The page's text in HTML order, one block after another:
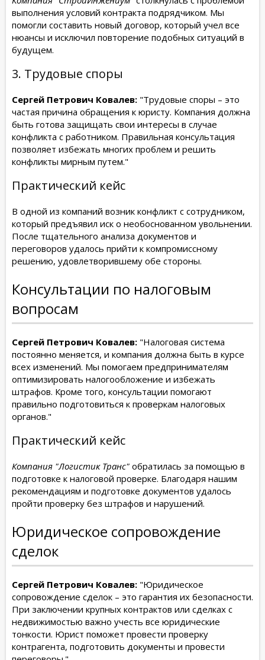
выполнения условий контракта подрядчиком. Мы
помогли составить новый договор, который учел все
нюансы и исключил повторение подобных ситуаций в
будущем.
3. Трудовые споры
Сергей Петрович Ковалев: "Трудовые споры – это
частая причина обращения к юристу. Компания должна
быть готова защищать свои интересы в случае
конфликта с работником. Правильная консультация
позволяет избежать многих проблем и решить
конфликты мирным путем."
Практический кейс
В одной из компаний возник конфликт с сотрудником,
который предъявил иск о необоснованном увольнении.
После тщательного анализа документов и
переговоров удалось прийти к компромиссному
решению, удовлетворившему обе стороны.
Консультации по налоговым
вопросам
Сергей Петрович Ковалев: "Налоговая система
постоянно меняется, и компания должна быть в курсе
всех изменений. Мы помогаем предпринимателям
оптимизировать налогообложение и избежать
штрафов. Кроме того, консультации помогают
правильно подготовиться к проверкам налоговых
органов."
Практический кейс
Компания "Логистик Транс" обратилась за помощью в
подготовке к налоговой проверке. Благодаря нашим
рекомендациям и подготовке документов удалось
пройти проверку без штрафов и нарушений.
Юридическое сопровождение
сделок
Сергей Петрович Ковалев: "Юридическое
сопровождение сделок – это гарантия их безопасности.
При заключении крупных контрактов или сделках с
недвижимостью важно учесть все юридические
тонкости. Юрист поможет провести проверку
контрагента, подготовить документы и провести